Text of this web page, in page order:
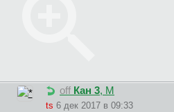
off Кан 3, М
ts 6 дек 2017 в 09:33